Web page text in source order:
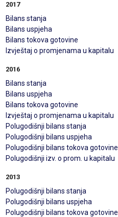
2017
Bilans stanja
Bilans uspjeha
Bilans tokova gotovine
Izvještaj o promjenama u kapitalu
2016
Bilans stanja
Bilans uspjeha
Bilans tokova gotovine
Izvještaj o promjenama u kapitalu
Polugodišnji bilans stanja
Polugodišnji bilans uspjeha
Polugodišnji bilans tokova gotovine
Polugodišnji izv. o prom. u kapitalu
2013
Polugodišnji bilans stanja
Polugodišnji bilans uspjeha
Polugodišnji bilans tokova gotovine